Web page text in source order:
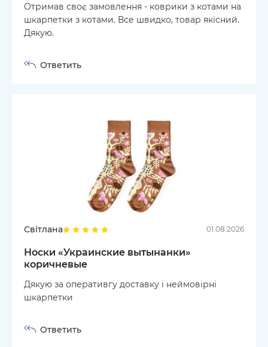
Отримав своє замовлення - коврики з котами на
шкарпетки з котами. Все швидко, товар якісний.
Дякую.
Ответить
Світлана 01.08.2026
Носки «Украинские вытынанки»
коричневые
Дякую за оперативгу доставку і неймовірні
шкарпетки
Ответить